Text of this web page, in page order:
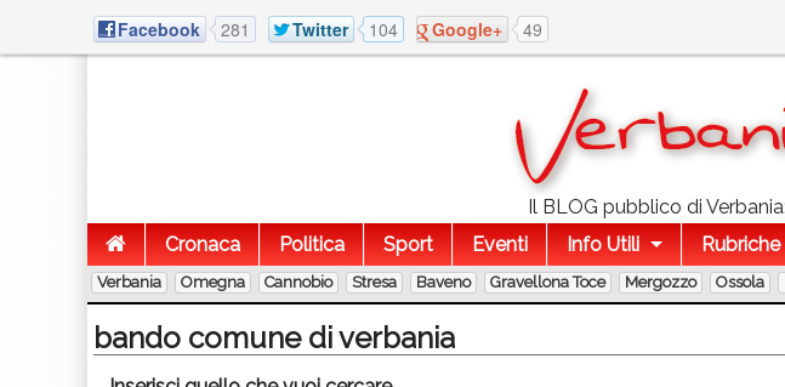
Facebook 281 Twitter 104 Google+ 49
Il BLOG pubblico di
Cronaca
Politica Sport Eventi Info Utili Rubriche
Verbania Omegna Cannobio Stresa Baveno Gravellona Toce Mergozzo Ossola
bando comune di verbania